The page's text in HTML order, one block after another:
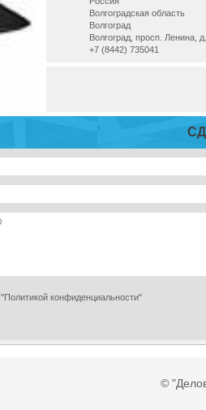
Волгоградская область
Волгоград
Волгоград, просп. Ленина,
+7 (8442) 735041
"Политикой конфиденциальности"
©